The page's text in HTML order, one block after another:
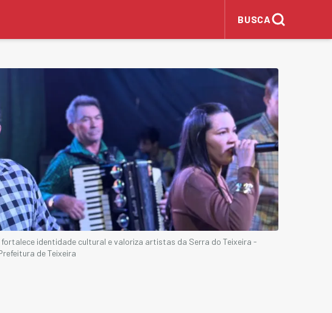
BUSCA
identidade cultural e valoriza artistas da Serra do Teixeira -
de Teixeira